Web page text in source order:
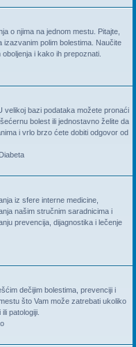
o njima na jednom mestu. Pitajte,
izazvanim polim bolestima. Naučite
i kako ih prepoznati.
velikoj bazi podataka možete pronaći
bolest ili jednostavno želite da
i vrlo brzo ćete dobiti odgovor od
Diabeta
iz sfere interne medicine,
našim stručnim saradnicima i
prevencija, dijagnostika i lečenje
dečijim bolestima, prevenciji i
što Vam može zatrebati ukoliko
patologiji.